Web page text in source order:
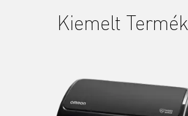
Kiemelt Termék